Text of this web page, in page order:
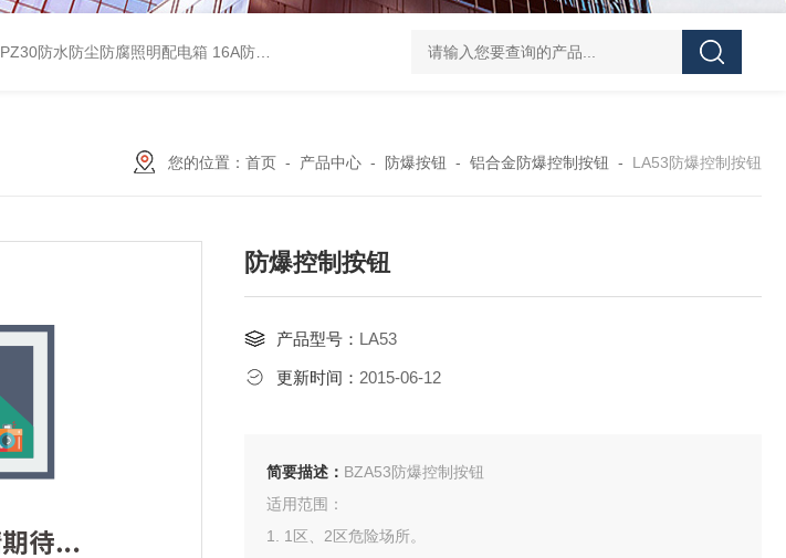
PZ30防水防尘防腐照明配电箱 16A防水防尘防腐照明开关 防水防腐检修插座箱 4回路带漏电防爆照明配电箱
您的位置： 首页 - 产品中心 - 防爆按钮 - 铝合金防爆控制按钮 - LA53防爆控制按钮
防爆控制按钮
产品型号： LA53
更新时间： 2015-06-12
简要描述： BZA53防爆控制按钮
适用范围：
1. 1区、2区危险场所。